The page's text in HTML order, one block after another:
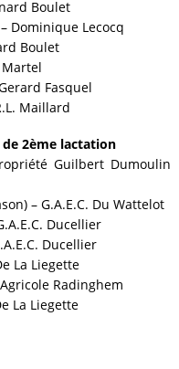
Boulet
Dominique Lecocq
Boulet
Martel
Fasquel
Maillard
de 2ème lactation
Guilbert Dumoulin
– G.A.E.C. Du Wattelot
Ducellier
Ducellier
La Liegette
Radinghem
La Liegette